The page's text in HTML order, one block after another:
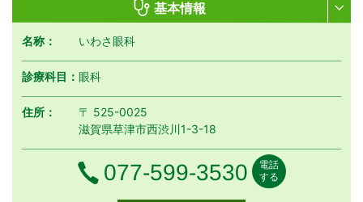
基本情報
名称： いわさ眼科
診療科目：眼科
住所：
〒 525-0025
滋賀県草津市西渋川1-3-18
電話番号
077-599-3530
電話
する